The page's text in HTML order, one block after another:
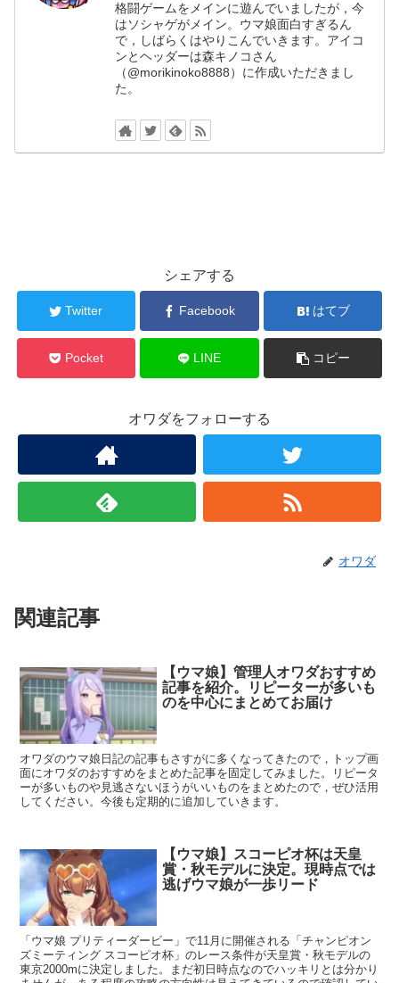
格闘ゲームをメインに遊んでいましたが，今
はソシャゲがメイン。ウマ娘面白すぎるん
で，しばらくはやりこんでいきます。アイコ
ンとヘッダーは森キノコさん
（@morikinoko8888）に作成いただきまし
た。
シェアする
Twitter Facebook はてブ
Pocket LINE コピー
オワダをフォローする
オワダ
関連記事
【ウマ娘】管理人オワダおすすめ
記事を紹介。リピーターが多いも
のを中心にまとめてお届け
オワダのウマ娘日記の記事もさすがに多くなってきたので，トップ画
面にオワダのおすすめをまとめた記事を固定してみました。リピータ
ーが多いものや見逃さないほうがいいものをまとめたので，ぜひ活用
してください。今後も定期的に追加していきます。
【ウマ娘】スコーピオ杯は天皇
賞・秋モデルに決定。現時点では
逃げウマ娘が一歩リード
「ウマ娘 プリティーダービー」で11月に開催される「チャンピオン
ズミーティング スコーピオ杯」のレース条件が天皇賞・秋モデルの
東京2000mに決定しました。まだ初日時点なのでハッキリとは分かり